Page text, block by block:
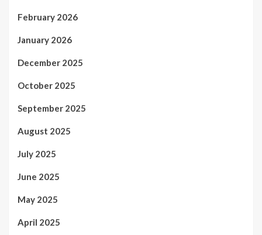
February 2026
January 2026
December 2025
October 2025
September 2025
August 2025
July 2025
June 2025
May 2025
April 2025